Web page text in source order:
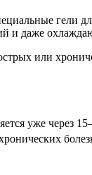
гели
и даже
или
уже через